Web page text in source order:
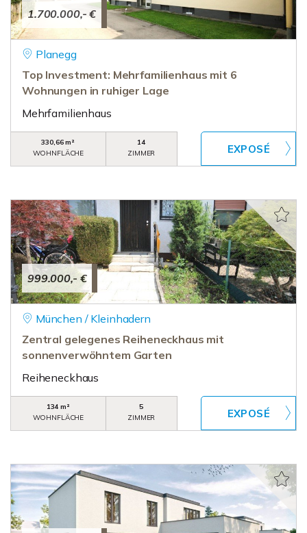
1.700.000,- €
Planegg
Top Investment: Mehrfamilienhaus mit 6
Wohnungen in ruhiger Lage
Mehrfamilienhaus
330,66 m²
WOHNFLÄCHE
14
ZIMMER
999.000,- €
München / Kleinhadern
Zentral gelegenes Reiheneckhaus mit
sonnenverwöhntem Garten
Reiheneckhaus
134 m²
WOHNFLÄCHE
5
ZIMMER